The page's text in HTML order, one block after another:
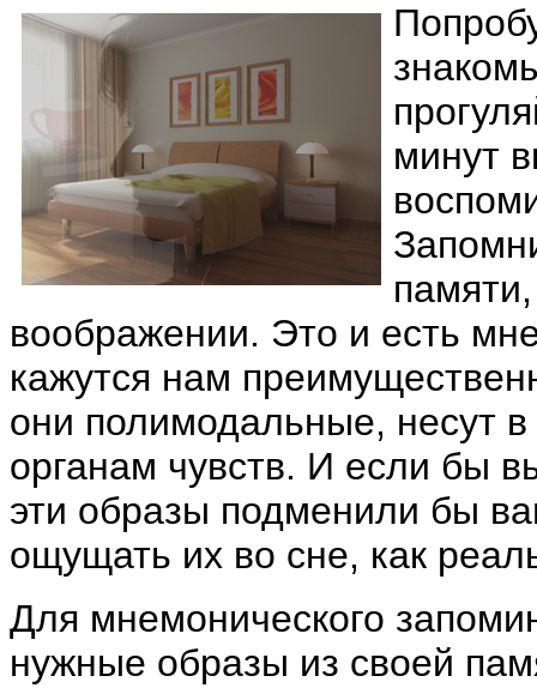
минут
воображении. Это и есть
кажутся нам
они полимодальные, несут
органам чувств. И если бы
эти образы подменили бы
ощущать их во сне, как
Для мнемонического
нужные образы из своей